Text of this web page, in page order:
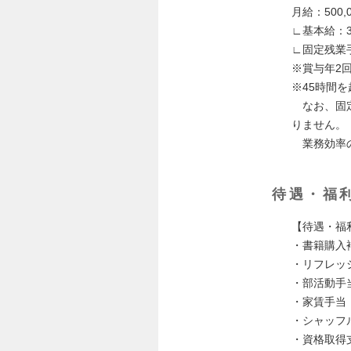
月給：
∟基本給：
∟固定残業
※賞与年2
※45時間を
なお、固
りません。
業務効率
待遇・福
【待遇・
・書籍購
・リフレ
・部活動
・家賃手
・シャッ
・資格取